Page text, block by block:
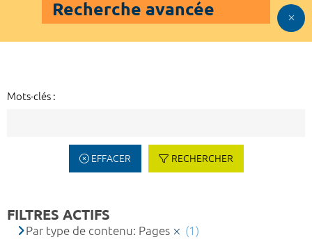
Recherche avancée
Mots-clés :
EFFACER RECHERCHER
FILTRES ACTIFS
Par type de contenu: Pages
(1)